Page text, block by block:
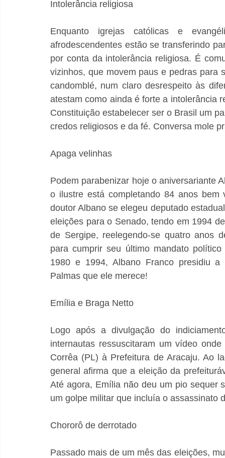
Intolerância religiosa
Enquanto igrejas católicas e
afrodescendentes estão se transferindo
por conta da intolerância religiosa. É
vizinhos, que movem paus e pedras para
candomblé, num claro desrespeito às
atestam como ainda é forte a intolerância
Constituição estabelecer ser o Brasil um
credos religiosos e da fé. Conversa mole
Apaga velinhas
Podem parabenizar hoje o aniversariante
o ilustre está completando 84 anos
doutor Albano se elegeu deputado
eleições para o Senado, tendo em 1994
de Sergipe, reelegendo-se quatro anos
para cumprir seu último mandato
1980 e 1994, Albano Franco presidiu a
Palmas que ele merece!
Emília e Braga Netto
Logo após a divulgação do
internautas ressuscitaram um vídeo
Corrêa (PL) à Prefeitura de Aracaju. Ao
general afirma que a eleição da
Até agora, Emília não deu um pio sequer
um golpe militar que incluía o assassinato
Chororô de derrotado
Passado mais de um mês das eleições,